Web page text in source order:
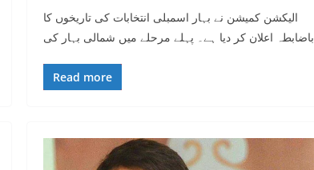
الیکشن کمیشن نے بہار اسمبلی انتخابات کی تاریخوں کا
باضابطہ اعلان کر دیا ہے۔ پہلے مرحلے میں شمالی بہار کی
Read more